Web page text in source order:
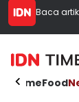
Baca
HomeFood